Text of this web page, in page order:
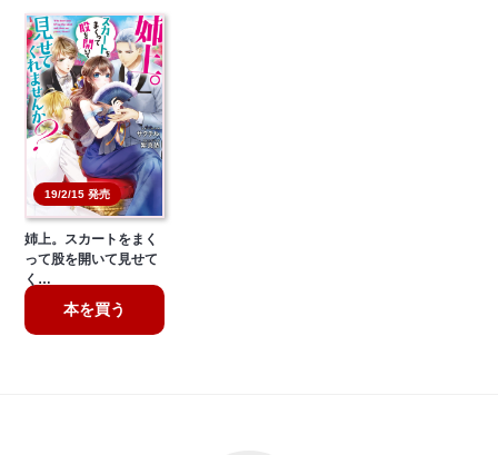
19/2/15 発売
姉上。スカートをまく
って股を開いて見せて
く…
本を買う